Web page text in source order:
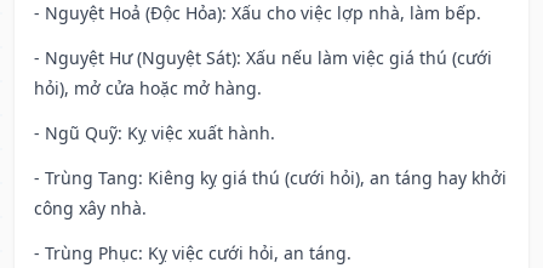
- Nguyệt Hoả (Độc Hỏa): Xấu cho việc lợp nhà, làm bếp.
- Nguyệt Hư (Nguyệt Sát): Xấu nếu làm việc giá thú (cưới
hỏi), mở cửa hoặc mở hàng.
- Ngũ Quỹ: Kỵ việc xuất hành.
- Trùng Tang: Kiêng kỵ giá thú (cưới hỏi), an táng hay khởi
công xây nhà.
- Trùng Phục: Kỵ việc cưới hỏi, an táng.